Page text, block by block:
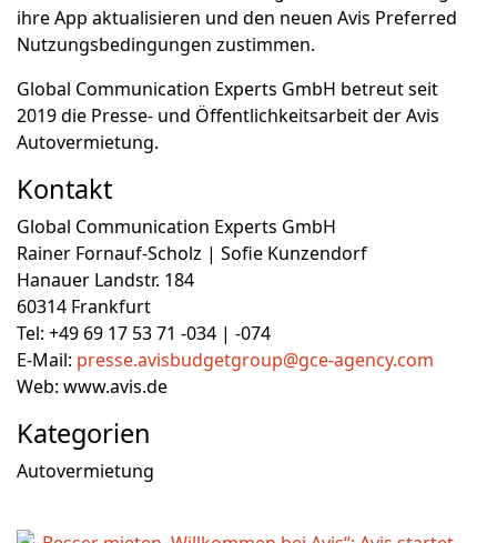
ihre App aktualisieren und den neuen Avis Preferred
Nutzungsbedingungen zustimmen.
Global Communication Experts GmbH betreut seit
2019 die Presse- und Öffentlichkeitsarbeit der Avis
Autovermietung.
Kontakt
Global Communication Experts GmbH
Rainer Fornauf-Scholz | Sofie Kunzendorf
Hanauer Landstr. 184
60314 Frankfurt
Tel: +49 69 17 53 71 -034 | -074
E-Mail: presse.avisbudgetgroup@gce-agency.com
Web: www.avis.de
Kategorien
Autovermietung